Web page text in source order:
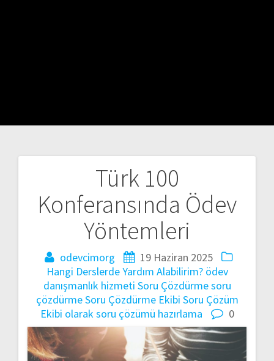
Türk 100
Konferansında Ödev
Yöntemleri
odevcimorg
19 Haziran 2025
Hangi Derslerde Yardım Alabilirim? ödev
danışmanlık hizmeti Soru Çözdürmesoru
çözdürmeSoru Çözdürme Ekibi Soru Çözüm
Ekibi olaraksoru çözümü hazırlama 0
gezinmesi